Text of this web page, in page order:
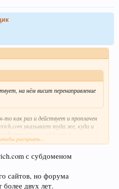
04:41:46 EDT.
на нём висит перенаправление
то как раз и действует и проплачен
указывает туда же, куда и
раскрыть...
с субдоменом
сайтов, но форума
двух лет.